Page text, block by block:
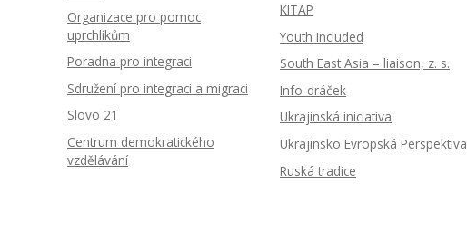
Organizace pro pomoc
uprchlíkům
Poradna pro integraci
Sdružení pro integraci a migraci
Slovo 21
Centrum demokratického
vzdělávání
KITAP
Youth Included
South East Asia – liaison, z. s.
Info-dráček
Ukrajinská iniciativa
Ukrajinsko Evropská Perspektiva
Ruská tradice